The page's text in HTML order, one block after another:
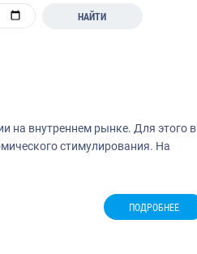
НАЙТИ
на внутреннем рынке. Для этого в
стимулирования. На
ПОДРОБНЕЕ